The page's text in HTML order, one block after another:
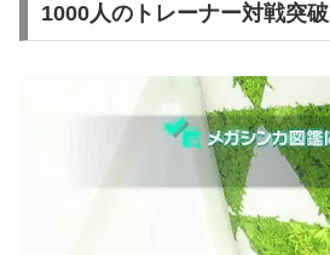
1000人のトレーナー対戦突破